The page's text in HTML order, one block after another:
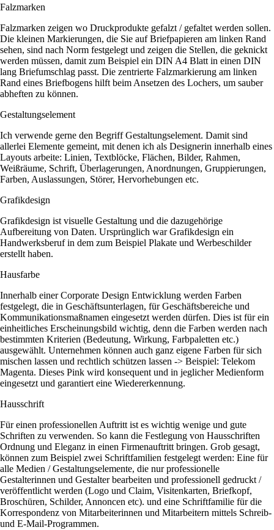
Falzmarken
Falzmarken zeigen wo Druckprodukte gefalzt / gefaltet werden sollen.
Die kleinen Markierungen, die Sie auf Briefpapieren am linken Rand
sehen, sind nach Norm festgelegt und zeigen die Stellen, die geknickt
werden müssen, damit zum Beispiel ein DIN A4 Blatt in einen DIN
lang Briefumschlag passt. Die zentrierte Falzmarkierung am linken
Rand eines Briefbogens hilft beim Ansetzen des Lochers, um sauber
abheften zu können.
Gestaltungselement
Ich verwende gerne den Begriff Gestaltungselement. Damit sind
allerlei Elemente gemeint, mit denen ich als Designerin innerhalb eines
Layouts arbeite: Linien, Textblöcke, Flächen, Bilder, Rahmen,
Weißräume, Schrift, Überlagerungen, Anordnungen, Gruppierungen,
Farben, Auslassungen, Störer, Hervorhebungen etc.
Grafikdesign
Grafikdesign ist visuelle Gestaltung und die dazugehörige
Aufbereitung von Daten. Ursprünglich war Grafikdesign ein
Handwerksberuf in dem zum Beispiel Plakate und Werbeschilder
erstellt haben.
Hausfarbe
Innerhalb einer Corporate Design Entwicklung werden Farben
festgelegt, die in Geschäftsunterlagen, für Geschäftsbereiche und
Kommunikationsmaßnamen eingesetzt werden dürfen. Dies ist für ein
einheitliches Erscheinungsbild wichtig, denn die Farben werden nach
bestimmten Kriterien (Bedeutung, Wirkung, Farbpaletten etc.)
ausgewählt. Unternehmen können auch ganz eigene Farben für sich
mischen lassen und rechtlich schützen lassen -> Beispiel: Telekom
Magenta. Dieses Pink wird konsequent und in jeglicher Medienform
eingesetzt und garantiert eine Wiedererkennung.
Hausschrift
Für einen professionellen Auftritt ist es wichtig wenige und gute
Schriften zu verwenden. So kann die Festlegung von Hausschriften
Ordnung und Eleganz in einen Firmenauftritt bringen. Grob gesagt,
können zum Beispiel zwei Schriftfamilien festgelegt werden: Eine für
alle Medien / Gestaltungselemente, die nur professionelle
Gestalterinnen und Gestalter bearbeiten und professionell gedruckt /
veröffentlicht werden (Logo und Claim, Visitenkarten, Briefkopf,
Broschüren, Schilder, Annoncen etc). und eine Schriftfamilie für die
Korrespondenz von Mitarbeiterinnen und Mitarbeitern mittels Schreib-
und E-Mail-Programmen.